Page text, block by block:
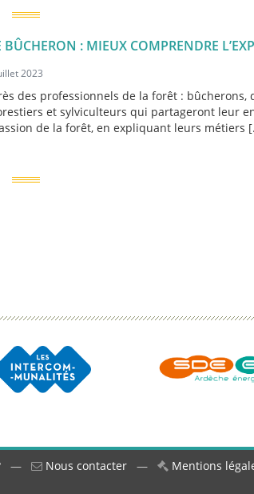
BÛCHERON : MIEUX COMPRENDRE
2023
des professionnels de la forêt : bûcherons,
et sylviculteurs qui partageront leur
de la forêt, en expliquant leurs métiers
— Nous contacter — Mentions